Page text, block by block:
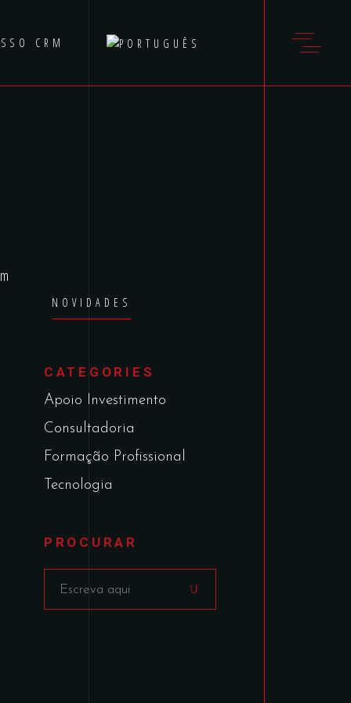
CRM
NOVIDADES
CATEGORIES
Apoio Investimento
Consultadoria
Formação Profissional
Tecnologia
PROCURAR